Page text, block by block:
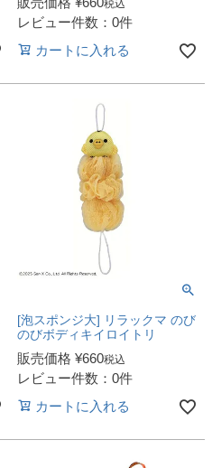
税込
レビュー件数：0件
カートに入れる
[泡スポンジ大] リラックマ のび
のびボディキイロイトリ
販売価格 ¥660税込
レビュー件数：0件
カートに入れる